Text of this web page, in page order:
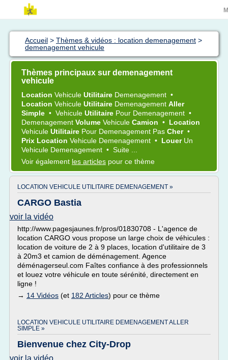
Accueil > Thèmes & vidéos : location demenagement >
demenagement vehicule
Thèmes principaux sur demenagement
vehicule
Location Vehicule Utilitaire Demenagement •
Location Vehicule Utilitaire Demenagement Aller
Simple • Vehicule Utilitaire Pour Demenagement •
Demenagement Volume Vehicule Camion • Location
Vehicule Utilitaire Pour Demenagement Pas Cher •
Prix Location Vehicule Demenagement • Louer Un
Vehicule Demenagement • Suite ...
Voir également les articles pour ce thème
LOCATION VEHICULE UTILITAIRE DEMENAGEMENT »
CARGO Bastia
voir la vidéo
http://www.pagesjaunes.fr/pros/01830708 - L'agence de
location CARGO vous propose un large choix de véhicules :
location de voiture de 2 à 9 places, location d'utilitaire de 3
à 20m3 et camion de déménagement. Agence
déménagerseul.com Faîtes confiance à des professionnels
et louez votre véhicule en toute sérénité, directement en
ligne !
→ 14 Vidéos (et 182 Articles) pour ce thème
LOCATION VEHICULE UTILITAIRE DEMENAGEMENT ALLER
SIMPLE »
Bienvenue chez City-Drop
voir la vidéo